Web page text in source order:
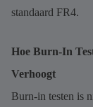
standaard FR4.
Hoe Burn-In
Verhoogt
Burn-in testen is